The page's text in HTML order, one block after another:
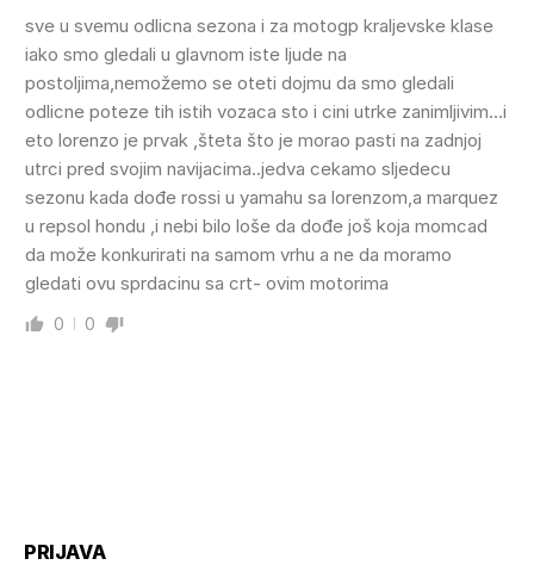
sve u svemu odlicna sezona i za motogp kraljevske klase
iako smo gledali u glavnom iste ljude na
postoljima,nemožemo se oteti dojmu da smo gledali
odlicne poteze tih istih vozaca sto i cini utrke zanimljivim…i
eto lorenzo je prvak ,šteta što je morao pasti na zadnjoj
utrci pred svojim navijacima..jedva cekamo sljedecu
sezonu kada dođe rossi u yamahu sa lorenzom,a marquez
u repsol hondu ,i nebi bilo loše da dođe još koja momcad
da može konkurirati na samom vrhu a ne da moramo
gledati ovu sprdacinu sa crt- ovim motorima
0 0
PRIJAVA